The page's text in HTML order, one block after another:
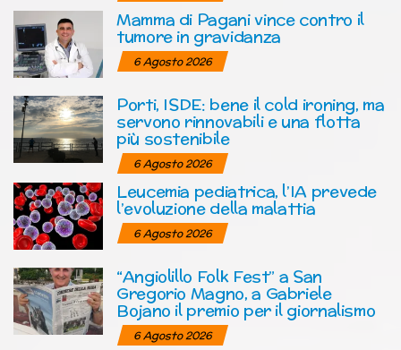
Mamma di Pagani vince contro il
tumore in gravidanza
6 Agosto 2026
Porti, ISDE: bene il cold ironing, ma
servono rinnovabili e una flotta
più sostenibile
6 Agosto 2026
Leucemia pediatrica, l’IA prevede
l’evoluzione della malattia
6 Agosto 2026
“Angiolillo Folk Fest” a San
Gregorio Magno, a Gabriele
Bojano il premio per il giornalismo
6 Agosto 2026